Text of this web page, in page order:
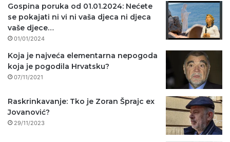
Gospina poruka od 01.01.2024: Nećete
se pokajati ni vi ni vaša djeca ni djeca
vaše djece…
01/01/2024
Koja je najveća elementarna nepogoda
koja je pogodila Hrvatsku?
07/11/2021
Raskrinkavanje: Tko je Zoran Šprajc ex
Jovanović?
29/11/2023